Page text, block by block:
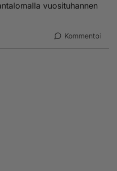
vuosituhannen
Kommentoi